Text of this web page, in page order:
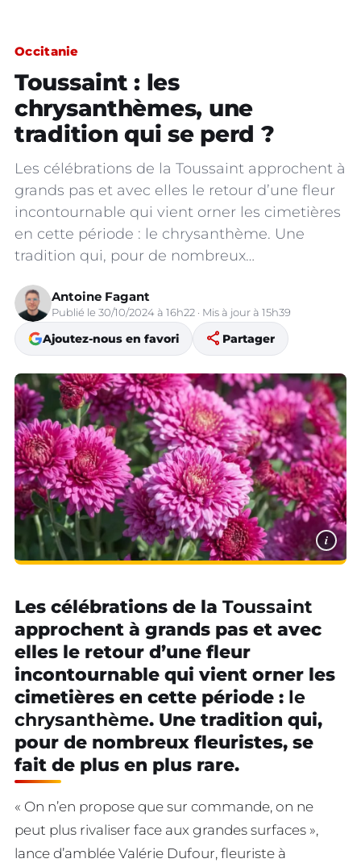
Occitanie
Toussaint : les
chrysanthèmes, une
tradition qui se perd ?
Les célébrations de la Toussaint approchent à
grands pas et avec elles le retour d’une fleur
incontournable qui vient orner les cimetières
en cette période : le chrysanthème. Une
tradition qui, pour de nombreux…
Antoine Fagant
Publié le 30/10/2024 à 16h22 · Mis à jour à 15h39
Ajoutez-nous en favori share Partager
i
Les célébrations de la Toussaint
approchent à grands pas et avec
elles le retour d’une fleur
incontournable qui vient orner les
cimetières en cette période : le
chrysanthème. Une tradition qui,
pour de nombreux fleuristes, se
fait de plus en plus rare.
« On n’en propose que sur commande, on ne
peut plus rivaliser face aux grandes surfaces »,
lance d’amblée Valérie Dufour, fleuriste à